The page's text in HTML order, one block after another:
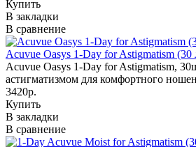
Купить
В закладки
В сравнение
Acuvue Oasys 1-Day for Astigmatism (30
Acuvue Oasys 1-Day for Astigmatism,
астигматизмом для комфортного
3420р.
Купить
В закладки
В сравнение